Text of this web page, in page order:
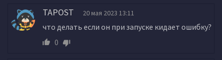
TAPOST 20 мая 2023 13:11
что делать если он при запуске кидает ошибку?
0